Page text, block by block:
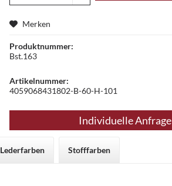
Merken
Produktnummer:
Bst.163
Artikelnummer:
4059068431802-B-60-H-101
Individuelle Anfrage
Lederfarben Stofffarben